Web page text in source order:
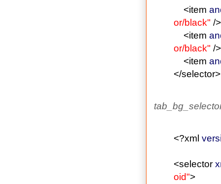
<item
or/black" />
<item
or/black" />
<item
</selector>
<?xml
<selector
oid">